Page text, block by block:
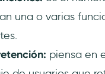
una o varias
piensa en